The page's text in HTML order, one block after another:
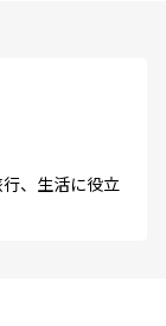
、生活に役立